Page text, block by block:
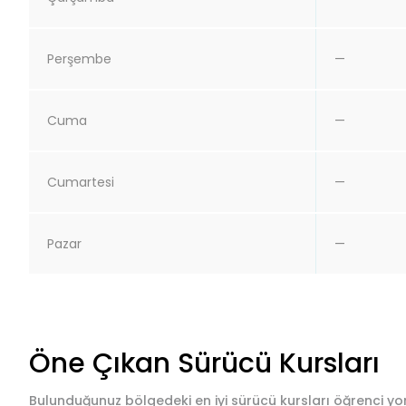
Perşembe —
Cuma —
Cumartesi —
Pazar —
Öne Çıkan Sürücü Kursları
Bulunduğunuz bölgedeki en iyi sürücü kursları öğrenci